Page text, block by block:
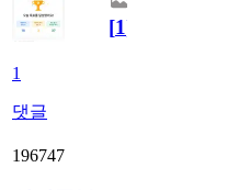
1
댓글
[1]
196747